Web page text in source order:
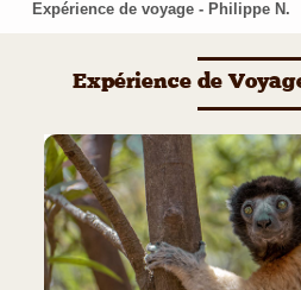
Expérience de voyage - Philippe N.
Expérience de